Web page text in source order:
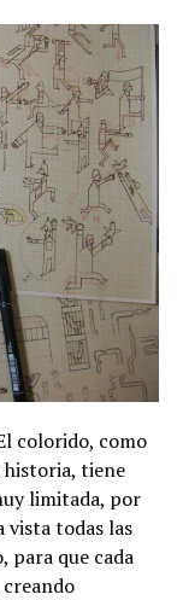
colorido, como
historia, tiene
limitada, por
vista todas las
para que cada